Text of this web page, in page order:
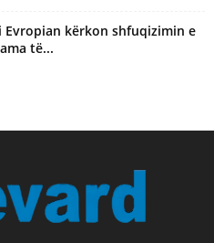
Evropian kërkon shfuqizimin e
të...